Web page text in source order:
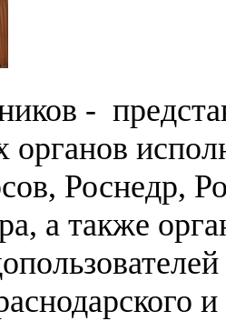
-
органов
Роснедр,
а также